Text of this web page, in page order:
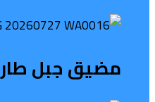
مضيق جبل